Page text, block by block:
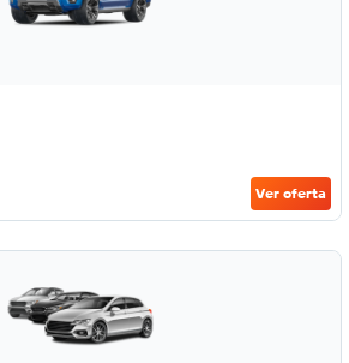
Ver oferta